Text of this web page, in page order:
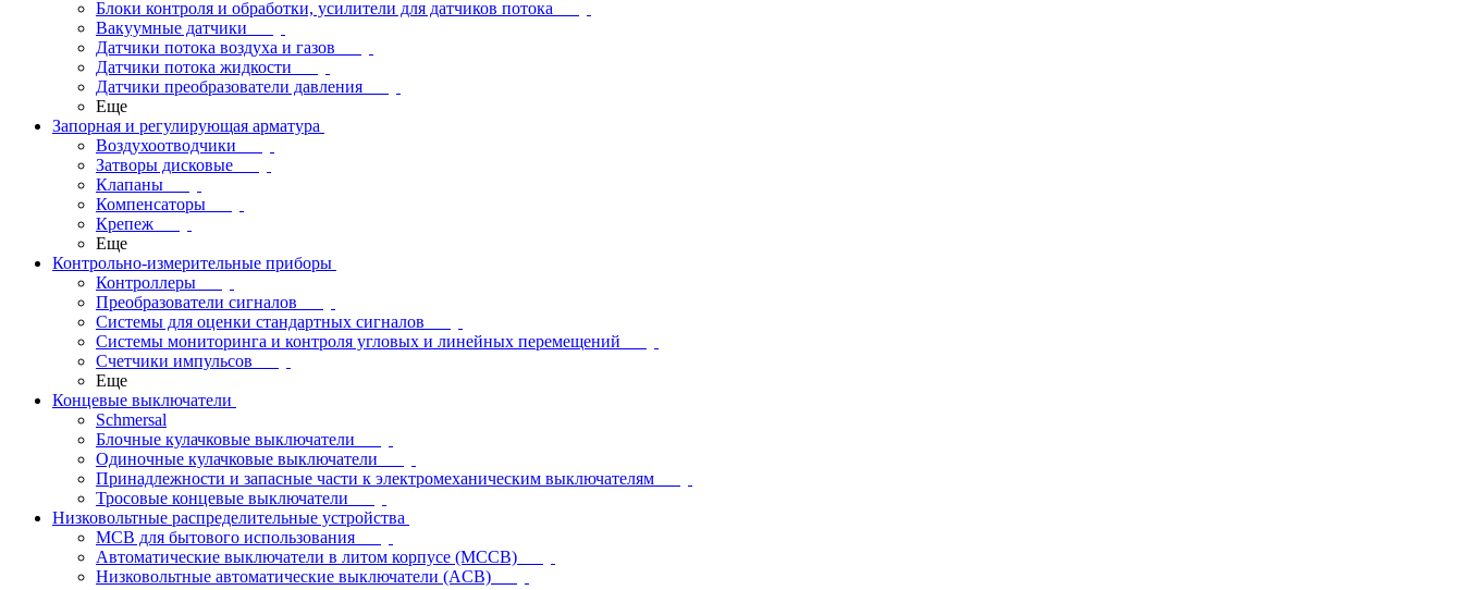
Блоки контроля и обработки, усилители для датчиков потока
Вакуумные датчики
Датчики потока воздуха и газов
Датчики потока жидкости
Датчики преобразователи давления
Еще
Запорная и регулирующая арматура
Воздухоотводчики
Затворы дисковые
Клапаны
Компенсаторы
Крепеж
Еще
Контрольно-измерительные приборы
Контроллеры
Преобразователи сигналов
Системы для оценки стандартных сигналов
Системы мониторинга и контроля угловых и линейных перемещений
Счетчики импульсов
Еще
Концевые выключатели
Schmersal
Блочные кулачковые выключатели
Одиночные кулачковые выключатели
Принадлежности и запасные части к электромеханическим выключателям
Тросовые концевые выключатели
Низковольтные распределительные устройства
MCB для бытового использования
Автоматические выключатели в литом корпусе (MCCB)
Низковольтные автоматические выключатели (ACB)